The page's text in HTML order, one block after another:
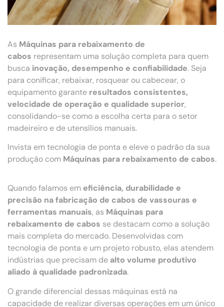
As Máquinas para rebaixamento de
cabos representam uma solução completa para quem
busca inovação, desempenho e confiabilidade. Seja
para conificar, rebaixar, rosquear ou cabecear, o
equipamento garante resultados consistentes,
velocidade de operação e qualidade superior,
consolidando-se como a escolha certa para o setor
madeireiro e de utensílios manuais.
Invista em tecnologia de ponta e eleve o padrão da sua
produção com Máquinas para rebaixamento de cabos.
Quando falamos em eficiência, durabilidade e
precisão na fabricação de cabos de vassouras e
ferramentas manuais, as Máquinas para
rebaixamento de cabos se destacam como a solução
mais completa do mercado. Desenvolvidas com
tecnologia de ponta e um projeto robusto, elas atendem
indústrias que precisam de alto volume produtivo
aliado à qualidade padronizada.
O grande diferencial dessas máquinas está na
capacidade de realizar diversas operações em um único